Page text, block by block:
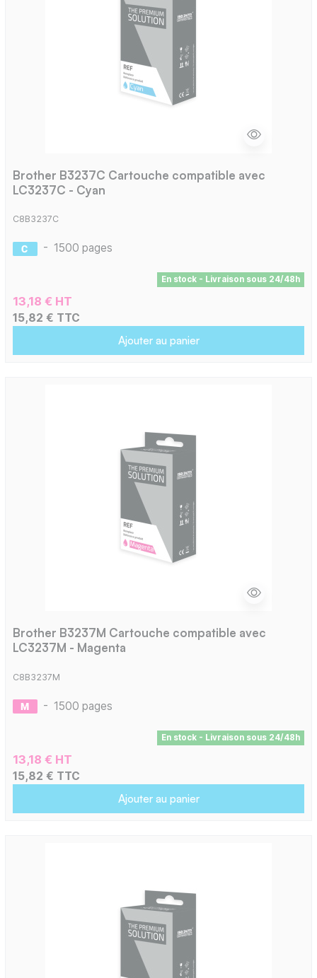
Brother B3237C Cartouche compatible avec
LC3237C - Cyan
C8B3237C
- 1500 pages
En stock - Livraison sous 24/48h
13,18 € HT
15,82 € TTC
Ajouter au panier
Brother B3237M Cartouche compatible avec
LC3237M - Magenta
C8B3237M
- 1500 pages
En stock - Livraison sous 24/48h
13,18 € HT
15,82 € TTC
Ajouter au panier